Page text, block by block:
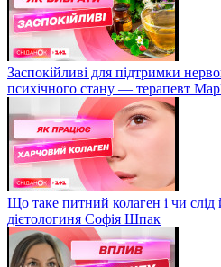
Заспокійливі для підтримки
психічного стану — терапевт
Що таке питний колаген і чи
дієтологиня Софія Шпак